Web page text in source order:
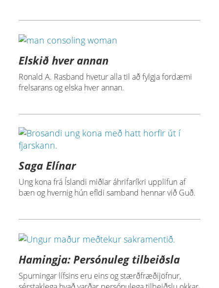
Elskið hver annan
Ronald A. Rasband hvetur alla til að fylgja fordæmi
frelsarans og elska hver annan.
Saga Elínar
Ung kona frá Íslandi miðlar áhrifaríkri upplifun af
bæn og hvernig hún efldi samband hennar við Guð.
Hamingja: Persónuleg tilbeiðsla
Spurningar lífsins eru eins og stærðfræðijöfnur,